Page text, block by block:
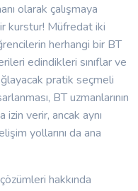
olarak çalışmaya
kurstur! Müfredat iki
herhangi bir BT
edindikleri sınıflar ve
pratik seçmeli
BT uzmanlarının
verir, ancak aynı
yollarını da ana
hakkında